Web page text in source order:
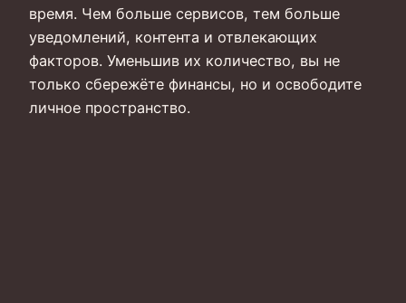
время. Чем больше сервисов, тем больше
уведомлений, контента и отвлекающих
факторов. Уменьшив их количество, вы не
только сбережёте финансы, но и освободите
личное пространство.